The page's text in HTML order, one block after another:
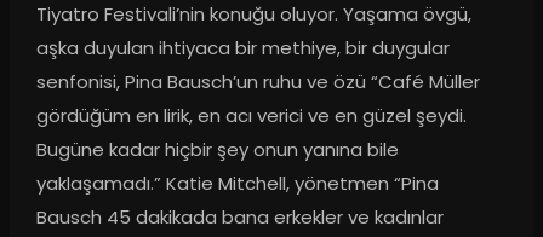
Tiyatro Festivali’nin konuğu oluyor. Yaşama övgü,
aşka duyulan ihtiyaca bir methiye, bir duygular
senfonisi, Pina Bausch’un ruhu ve özü “Café Müller
gördüğüm en lirik, en acı verici ve en güzel şeydi.
Bugüne kadar hiçbir şey onun yanına bile
yaklaşamadı.” Katie Mitchell, yönetmen “Pina
Bausch 45 dakikada bana erkekler ve kadınlar